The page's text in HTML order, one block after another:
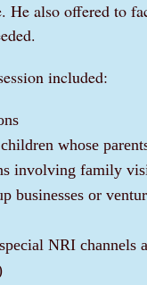
He also offered to
included:
whose
involving family
businesses or
NRI channels